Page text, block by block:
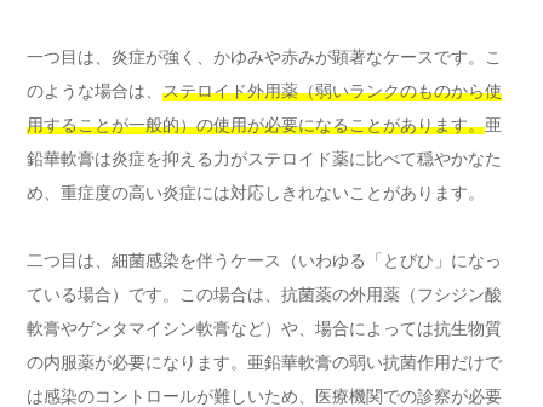
一つ目は、炎症が強く、かゆみや赤みが顕著なケースです。こ
のような場合は、 ステロイド外用薬（弱いランクのものから使
用することが一般的）の使用が必要になることがあります。亜
鉛華軟膏は炎症を抑える力がステロイド薬に比べて穏やかなた
め、重症度の高い炎症には対応しきれないことがあります。
二つ目は、細菌感染を伴うケース（いわゆる「とびひ」になっ
ている場合）です。この場合は、抗菌薬の外用薬（フシジン酸
軟膏やゲンタマイシン軟膏など）や、場合によっては抗生物質
の内服薬が必要になります。亜鉛華軟膏の弱い抗菌作用だけで
は感染のコントロールが難しいため、医療機関での診察が必要